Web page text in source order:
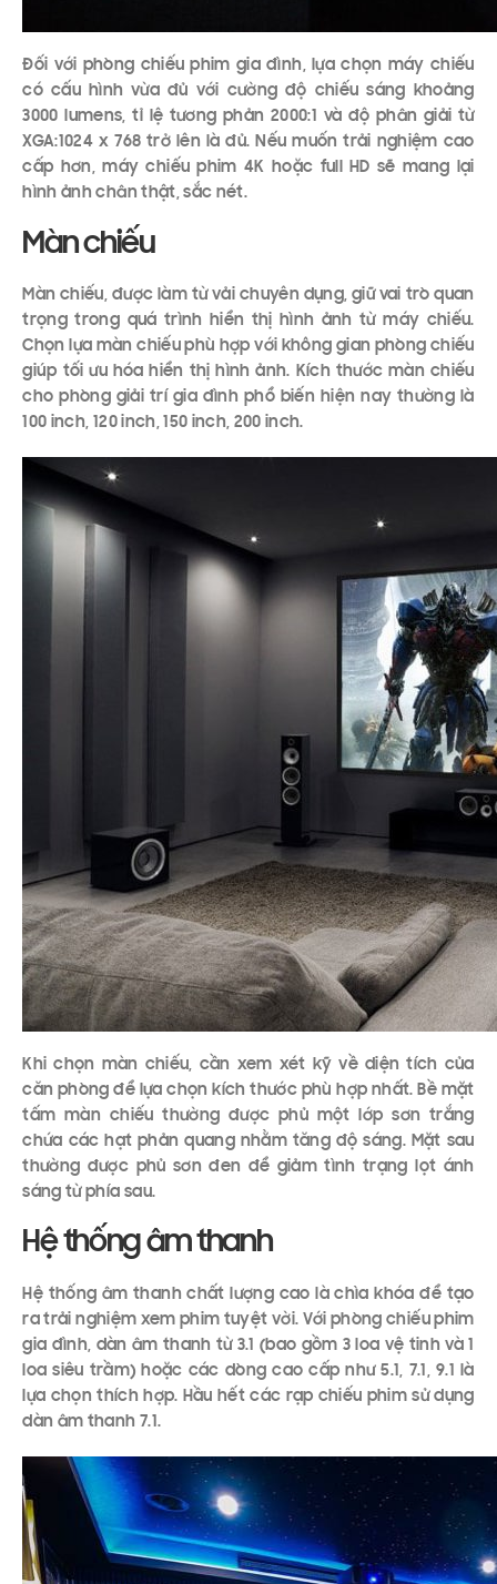
Đối với phòng chiếu phim gia đình, lựa chọn máy chiếu
có cấu hình vừa đủ với cường độ chiếu sáng khoảng
3000 lumens, tỉ lệ tương phản 2000:1 và độ phân giải từ
XGA:1024 x 768 trở lên là đủ. Nếu muốn trải nghiệm cao
cấp hơn, máy chiếu phim 4K hoặc full HD sẽ mang lại
hình ảnh chân thật, sắc nét.
Màn chiếu
Màn chiếu, được làm từ vải chuyên dụng, giữ vai trò quan
trọng trong quá trình hiển thị hình ảnh từ máy chiếu.
Chọn lựa màn chiếu phù hợp với không gian phòng chiếu
giúp tối ưu hóa hiển thị hình ảnh. Kích thước màn chiếu
cho phòng giải trí gia đình phổ biến hiện nay thường là
100 inch, 120 inch, 150 inch, 200 inch.
Khi chọn màn chiếu, cần xem xét kỹ về diện tích của
căn phòng để lựa chọn kích thước phù hợp nhất. Bề mặt
tấm màn chiếu thường được phủ một lớp sơn trắng
chứa các hạt phản quang nhằm tăng độ sáng. Mặt sau
thường được phủ sơn đen để giảm tình trạng lọt ánh
sáng từ phía sau.
Hệ thống âm thanh
Hệ thống âm thanh chất lượng cao là chìa khóa để tạo
ra trải nghiệm xem phim tuyệt vời. Với phòng chiếu phim
gia đình, dàn âm thanh từ 3.1 (bao gồm 3 loa vệ tinh và 1
loa siêu trầm) hoặc các dòng cao cấp như 5.1, 7.1, 9.1 là
lựa chọn thích hợp. Hầu hết các rạp chiếu phim sử dụng
dàn âm thanh 7.1.